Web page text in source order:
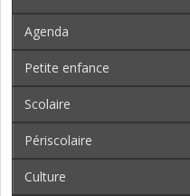
Agenda
Petite enfance
Scolaire
Périscolaire
Culture